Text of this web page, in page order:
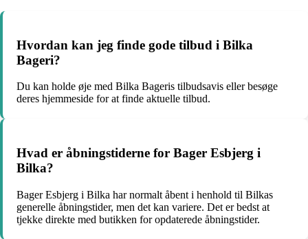
Hvordan kan jeg finde gode tilbud i Bilka
Bageri?
Du kan holde øje med Bilka Bageris tilbudsavis eller besøge
deres hjemmeside for at finde aktuelle tilbud.
Hvad er åbningstiderne for Bager Esbjerg i
Bilka?
Bager Esbjerg i Bilka har normalt åbent i henhold til Bilkas
generelle åbningstider, men det kan variere. Det er bedst at
tjekke direkte med butikken for opdaterede åbningstider.